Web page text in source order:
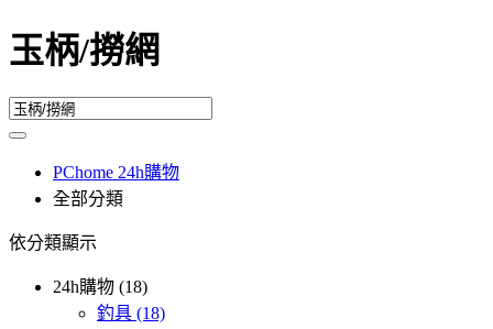
玉柄/撈網
PChome 24h購物
全部分類
依分類顯示
24h購物 (18)
釣具 (18)